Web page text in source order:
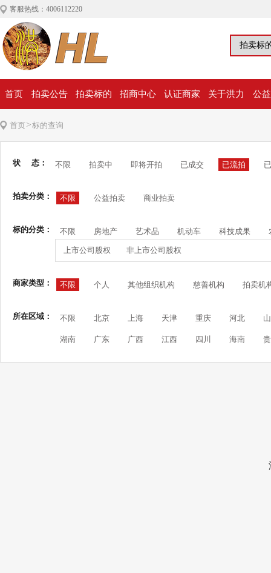
客服热线：4006112220
首页 拍卖公告 拍卖标的 招商中心 认证商家 关于洪力 公
首页>标的查询
状 态： 不限 拍卖中 即将开拍 已成交 已流拍
拍卖分类： 不限 公益拍卖 商业拍卖
标的分类： 不限 房地产 艺术品 机动车 科技成果
上市公司股权 非上市公司股权
商家类型： 不限 个人 其他组织机构 慈善机构 拍卖机
所在区域： 不限 北京 上海 天津 重庆 河北
湖南 广东 广西 江西 四川 海南